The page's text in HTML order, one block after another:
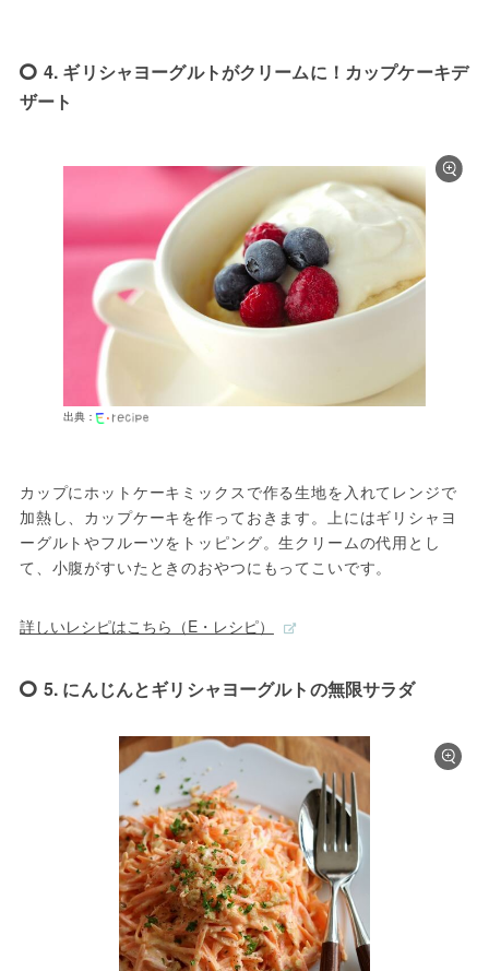
4. ギリシャヨーグルトがクリームに！カップケーキデ
ザート
出典：
カップにホットケーキミックスで作る生地を入れてレンジで
加熱し、カップケーキを作っておきます。上にはギリシャヨ
ーグルトやフルーツをトッピング。生クリームの代用とし
て、小腹がすいたときのおやつにもってこいです。
詳しいレシピはこちら（E・レシピ）
5. にんじんとギリシャヨーグルトの無限サラダ